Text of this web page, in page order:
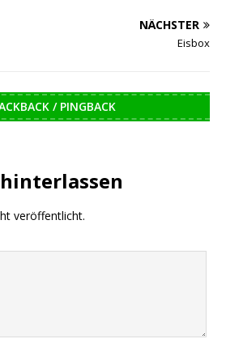
NÄCHSTER
Eisbox
/ PINGBACK
veröffentlicht.